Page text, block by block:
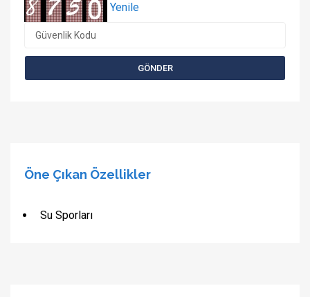
Yenile
Öne Çıkan Özellikler
Su Sporları